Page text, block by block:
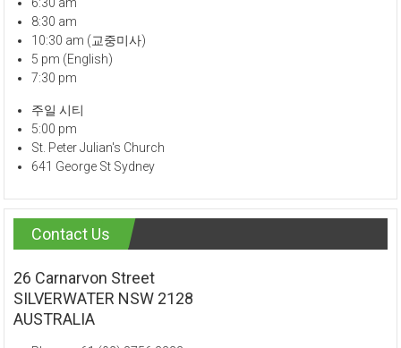
8:30 am
10:30 am (교중미사)
5 pm (English)
7:30 pm
주일 시티
5:00 pm
St. Peter Julian's Church
641 George St Sydney
Contact Us
26 Carnarvon Street
SILVERWATER NSW 2128
AUSTRALIA